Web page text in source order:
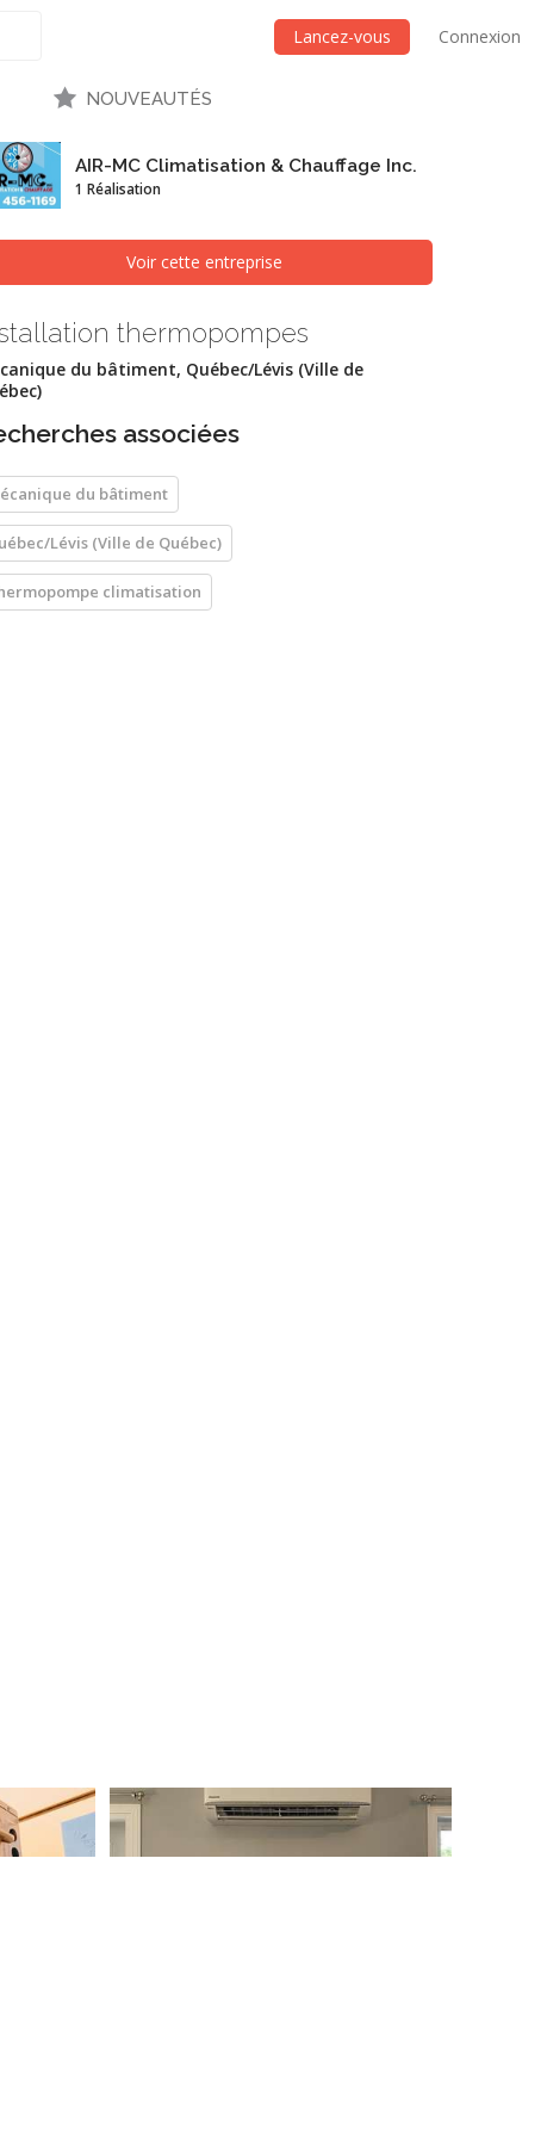
Lancez-vous Connexion
NOUVEAUTÉS
AIR-MC Climatisation & Chauffage Inc.
1 Réalisation
Voir cette entreprise
thermopompes
du bâtiment, Québec/Lévis (Ville de
associées
du bâtiment
Lévis (Ville de Québec)
climatisation